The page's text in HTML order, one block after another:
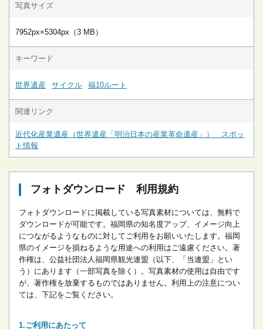
写真サイズ
7952px×5304px（3 MB）
キーワード
世界遺産 サイクル 福10ルート
関連リンク
近代化産業遺産（世界遺産「明治日本の産業革命遺産」） スポッ
ト情報
フォトダウンロード 利用規約
フォトダウンロードに掲載している写真素材については、無料で
ダウンロードが可能です。 福岡県の知名度アップ、イメージ向上
につながるようなものに対してご利用をお願いいたします。 福岡
県のイメージを損ねるような用途への利用はご遠慮ください。 著
作権は、公益社団法人福岡県観光連盟（以下、「当連盟」とい
う）にあります（一部写真を除く）。写真素材の使用は自由です
が、著作権を放棄するものではありません。 利用上の注意につい
ては、下記をご覧ください。
ご利用にあたって